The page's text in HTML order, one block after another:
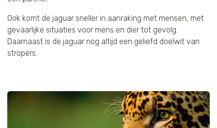
Ook komt de jaguar sneller in aanraking met mensen, met
gevaarlijke situaties voor mens en dier tot gevolg.
Daarnaast is de jaguar nog altijd een geliefd doelwit van
stropers.
Staffan Widstrand / WWF